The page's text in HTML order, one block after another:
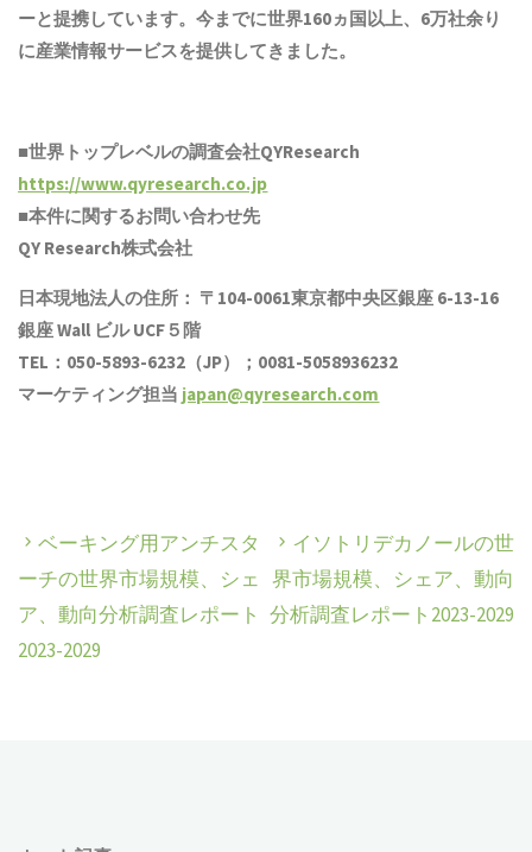
ーと提携しています。今までに世界160ヵ国以上、6万社余り
に産業情報サービスを提供してきました。
■世界トップレベルの調査会社QYResearch
https://www.qyresearch.co.jp
■本件に関するお問い合わせ先
QY Research株式会社
日本現地法人の住所： 〒104-0061東京都中央区銀座 6-13-16
銀座 Wall ビル UCF５階
TEL：050-5893-6232（JP）；0081-5058936232
マーケティング担当 japan@qyresearch.com
ベーキング用アンチスタ
ーチの世界市場規模、シェ
ア、動向分析調査レポート
2023-2029
イソトリデカノールの世
界市場規模、シェア、動向
分析調査レポート2023-2029